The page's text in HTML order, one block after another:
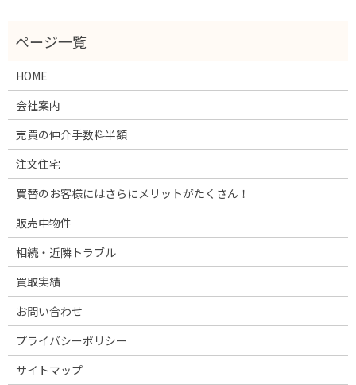
HOME
会社案内
売買の仲介手数料半額
注文住宅
買替のお客様にはさらにメリットがたくさん！
販売中物件
相続・近隣トラブル
買取実績
お問い合わせ
プライバシーポリシー
サイトマップ